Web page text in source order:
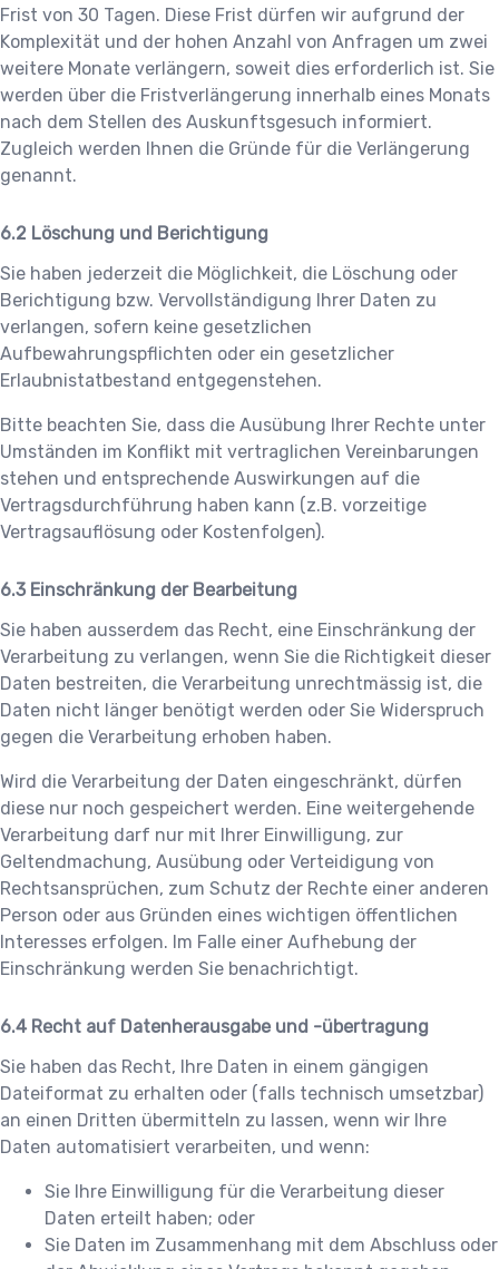
Frist von 30 Tagen. Diese Frist dürfen wir aufgrund der
Komplexität und der hohen Anzahl von Anfragen um zwei
weitere Monate verlängern, soweit dies erforderlich ist. Sie
werden über die Fristverlängerung innerhalb eines Monats
nach dem Stellen des Auskunftsgesuch informiert.
Zugleich werden Ihnen die Gründe für die Verlängerung
genannt.
Löschung und Berichtigung
Sie haben jederzeit die Möglichkeit, die Löschung oder
Berichtigung bzw. Vervollständigung Ihrer Daten zu
verlangen, sofern keine gesetzlichen
Aufbewahrungspflichten oder ein gesetzlicher
Erlaubnistatbestand entgegenstehen.
Bitte beachten Sie, dass die Ausübung Ihrer Rechte unter
Umständen im Konflikt mit vertraglichen Vereinbarungen
stehen und entsprechende Auswirkungen auf die
Vertragsdurchführung haben kann (z.B. vorzeitige
Vertragsauflösung oder Kostenfolgen).
Einschränkung der Bearbeitung
Sie haben ausserdem das Recht, eine Einschränkung der
Verarbeitung zu verlangen, wenn Sie die Richtigkeit dieser
Daten bestreiten, die Verarbeitung unrechtmässig ist, die
Daten nicht länger benötigt werden oder Sie Widerspruch
gegen die Verarbeitung erhoben haben.
Wird die Verarbeitung der Daten eingeschränkt, dürfen
diese nur noch gespeichert werden. Eine weitergehende
Verarbeitung darf nur mit Ihrer Einwilligung, zur
Geltendmachung, Ausübung oder Verteidigung von
Rechtsansprüchen, zum Schutz der Rechte einer anderen
Person oder aus Gründen eines wichtigen öffentlichen
Interesses erfolgen. Im Falle einer Aufhebung der
Einschränkung werden Sie benachrichtigt.
Recht auf Datenherausgabe und -übertragung
Sie haben das Recht, Ihre Daten in einem gängigen
Dateiformat zu erhalten oder (falls technisch umsetzbar)
an einen Dritten übermitteln zu lassen, wenn wir Ihre
Daten automatisiert verarbeiten, und wenn:
Sie Ihre Einwilligung für die Verarbeitung dieser
Daten erteilt haben; oder
Sie Daten im Zusammenhang mit dem Abschluss oder